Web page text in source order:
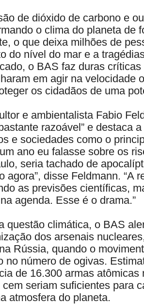
de dióxido de carbono e
o clima do planeta de
o que deixa milhões de
do nível do mar e a
o BAS faz duras
em agir na velocidade
os cidadãos de uma
e ambientalista Fabio
razoável” e destaca
e sociedades como o
ano eu falasse sobre os
seria tachado de
agora”, disse Feldmann. “A
as previsões científicas,
agenda. Esse é o drama.”
questão climática, o BAS
dos arsenais
Rússia, quando o
no número de ogivas.
de 16.300 armas atômicas
cem seriam suficientes para
atmosfera do planeta.